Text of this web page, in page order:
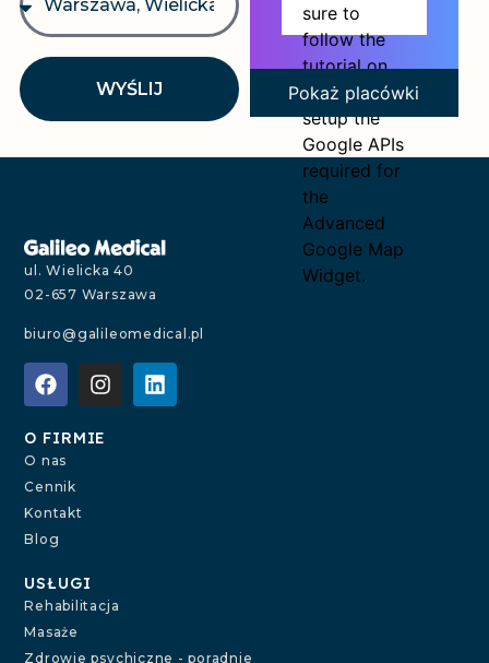
WYŚLIJ Pokaż placówki
sure to
follow the
tutorial on
how to
setup the
Google APIs
required for
the
Advanced
Google Map
Widget.
ul. Wielicka 40
02-657 Warszawa
biuro@galileomedical.pl
O FIRMIE
O nas
Cennik
Kontakt
Blog
USŁUGI
Rehabilitacja
Masaże
Zdrowie psychiczne - poradnie